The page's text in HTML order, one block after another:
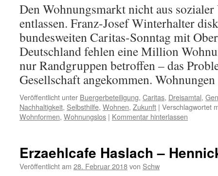
Den Wohnungsmarkt nicht aus
entlassen. Franz-Josef Winterhalter
bundesweiten Caritas-Sonntag mit
Deutschland fehlen eine Million
nur Randgruppen betroffen – das
Gesellschaft angekommen.
Veröffentlicht unter Buergerbeteiligung, Caritas, Dreisamtal,
Nachhaltigkeit, Selbsthilfe, Wohnen, Zukunft | Verschlagwortet
Wohnformen, Wohnungslos | Kommentar hinterlassen
Erzaehlcafe Haslach –
Veröffentlicht am 28. Februar 2018von Schw